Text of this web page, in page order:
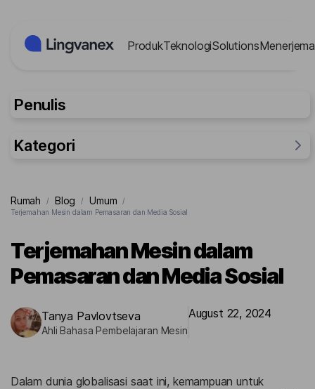
ProdukTeknologiSolutions
Penulis
Kategori
Riset
Kasus
Rumah / Blog / Umum
/
Terjemahan Mesin dalam Pemasaran dan Media Sosial
Terjemahan Mesin dalam
Pemasaran dan Media Sosial
Tanya Pavlovtseva
Ahli Bahasa Pembelajaran Mesin
August 22, 2024
Dalam dunia globalisasi saat ini, kemampuan untuk